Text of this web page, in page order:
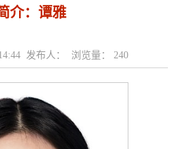
介：谭雅
发布人： 浏览量： 240